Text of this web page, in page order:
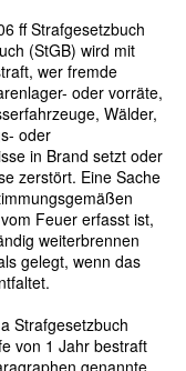
ff Strafgesetzbuch
(StGB) wird mit
wer fremde
oder vorräte,
Wälder,
oder
in Brand setzt oder
zerstört. Eine Sache
Feuer erfasst ist,
weiterbrennen
gelegt, wenn das
Strafgesetzbuch
von 1 Jahr bestraft